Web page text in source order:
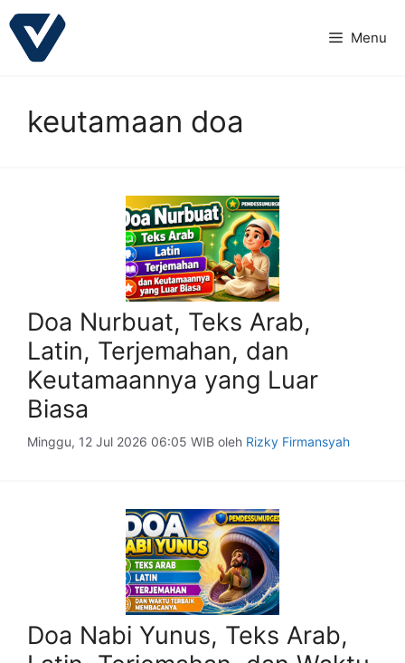
Langsung
ke
Menu
keutamaan doa
Doa Nurbuat, Teks Arab,
Latin, Terjemahan, dan
Keutamaannya yang Luar
Biasa
Minggu, 12 Jul 2026 06:05 WIB oleh Rizky Firmansyah
Doa Nabi Yunus, Teks Arab,